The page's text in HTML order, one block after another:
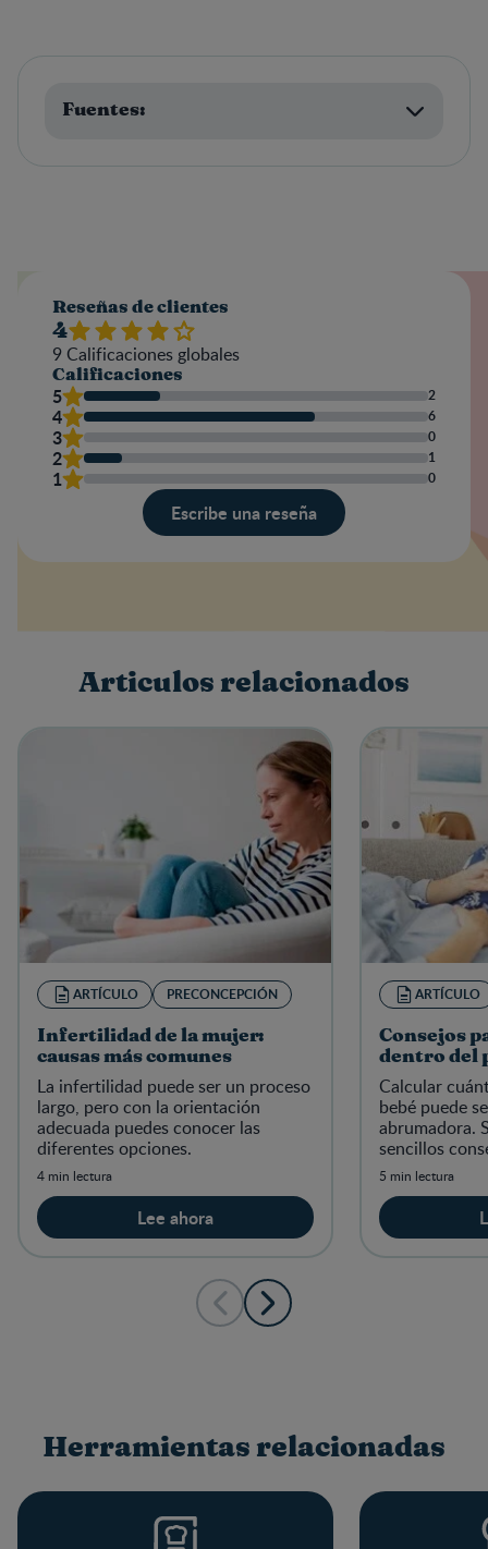
Fuentes:
Reseñas de clientes
4
9 Calificaciones globales
Calificaciones
5 2
4 6
3 0
2 1
1 0
Escribe una reseña
Escribe una reseña
Articulos relacionados
ARTÍCULO PRECONCEPCIÓN
Infertilidad de la mujer:
causas más comunes
La infertilidad puede ser un proceso
largo, pero con la orientación
adecuada puedes conocer las
diferentes opciones.
4 min lectura
Lee ahora
ARTÍCULO
Consejos
dentro del
Calcular
bebé puede
abrumadora.
sencillos
crear un
5 min lectura
Herramientas relacionadas